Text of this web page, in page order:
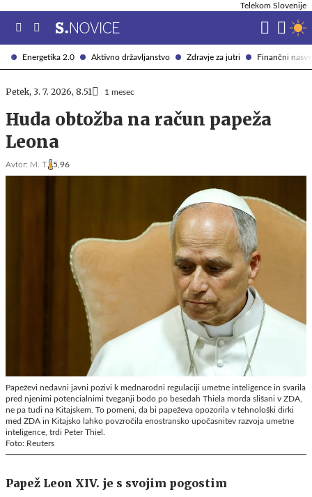
Energetika 2.0 Aktivno državljanstvo Zdravje za jutri Finančni
Telekom Slovenije
Petek, 3. 7. 2026, 8.51 1 mesec
Huda obtožba na račun papeža
Leona
Avtor: M. T. 5,96
Papeževi nedavni javni pozivi k mednarodni regulaciji umetne inteligence in svarila
pred njenimi potencialnimi tveganji bodo po besedah Thiela morda slišani v ZDA,
ne pa tudi na Kitajskem. To pomeni, da bi papeževa opozorila v tehnološki dirki
med ZDA in Kitajsko lahko povzročila enostransko upočasnitev razvoja umetne
inteligence, trdi Peter Thiel.
Foto: Reuters
Papež Leon XIV. je s svojim pogostim